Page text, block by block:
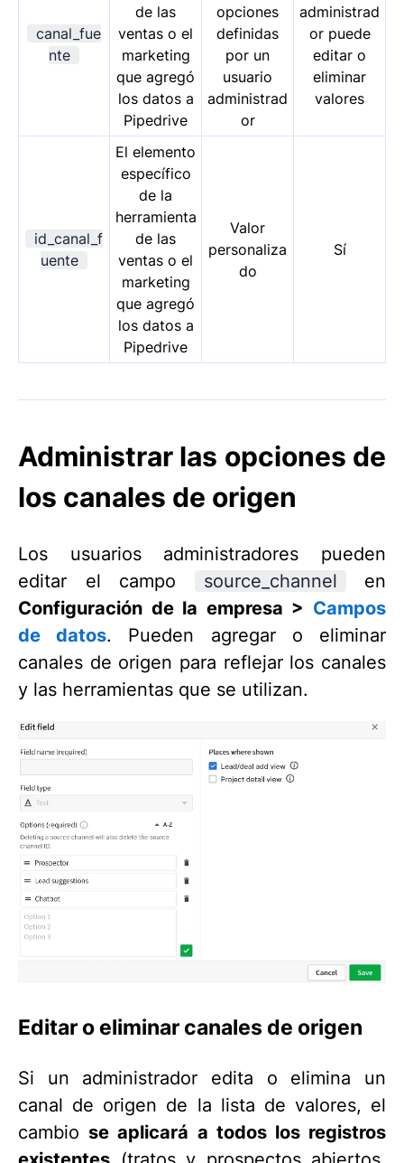
canal_fue
nte
de las
ventas o el
marketing
que agregó
los datos a
Pipedrive
opciones
definidas
por un
usuario
administrad
or
administrad
or puede
editar o
eliminar
valores
id_canal_f
uente
El elemento
específico
de la
herramienta
de las
ventas o el
marketing
que agregó
los datos a
Pipedrive
Valor
personaliza
do
Sí
Administrar las opciones de
los canales de origen
Los usuarios administradores pueden
editar el campo
source_channel
en
Configuración de la empresa > Campos
de datos. Pueden agregar o eliminar
canales de origen para reflejar los canales
y las herramientas que se utilizan.
Editar o eliminar canales de origen
Si un administrador edita o elimina un
canal de origen de la lista de valores, el
cambiose aplicará a todos los registros